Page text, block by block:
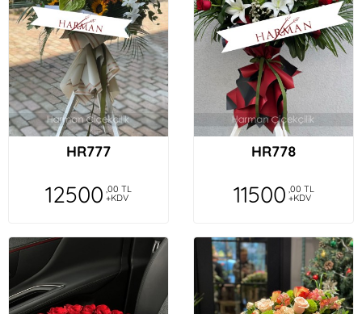
HR777
12500 ,00 TL
+KDV
HR778
11500 ,00 TL
+KDV